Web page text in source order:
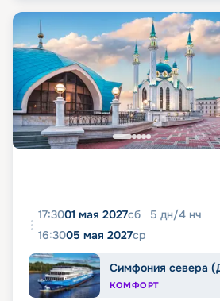
17:3001 мая 2027сб 5 дн/4 нч
16:3005 мая 2027ср
Симфония севера
КОМФОРТ